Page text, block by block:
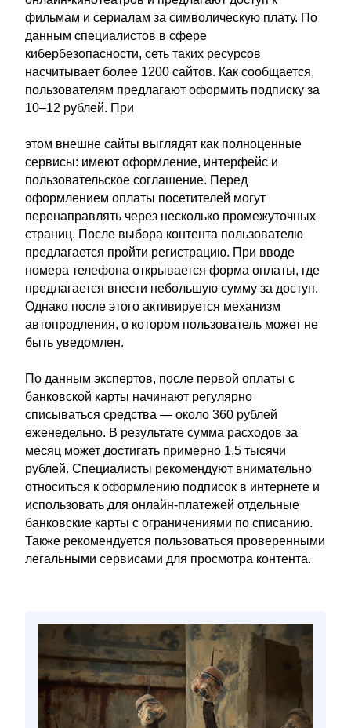
фильмам и сериалам за символическую плату. По
данным специалистов в сфере
кибербезопасности, сеть таких ресурсов
насчитывает более 1200 сайтов. Как сообщается,
пользователям предлагают оформить подписку за
10–12 рублей. При
этом внешне сайты выглядят как полноценные
сервисы: имеют оформление, интерфейс и
пользовательское соглашение. Перед
оформлением оплаты посетителей могут
перенаправлять через несколько промежуточных
страниц. После выбора контента пользователю
предлагается пройти регистрацию. При вводе
номера телефона открывается форма оплаты, где
предлагается внести небольшую сумму за доступ.
Однако после этого активируется механизм
автопродления, о котором пользователь может не
быть уведомлен.
По данным экспертов, после первой оплаты с
банковской карты начинают регулярно
списываться средства — около 360 рублей
еженедельно. В результате сумма расходов за
месяц может достигать примерно 1,5 тысячи
рублей. Специалисты рекомендуют внимательно
относиться к оформлению подписок в интернете и
использовать для онлайн-платежей отдельные
банковские карты с ограничениями по списанию.
Также рекомендуется пользоваться проверенными
легальными сервисами для просмотра контента.